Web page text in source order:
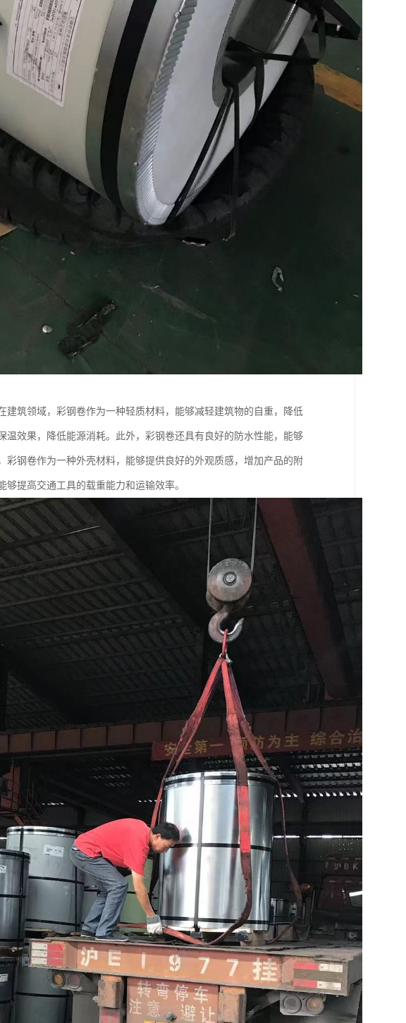
筑领域，彩钢卷作为一种轻质材料，能够减轻建筑物的自重，降低
效果，降低能源消耗。此外，彩钢卷还具有良好的防水性能，能够
钢卷作为一种外壳材料，能够提供良好的外观质感，增加产品的附
提高交通工具的载重能力和运输效率。